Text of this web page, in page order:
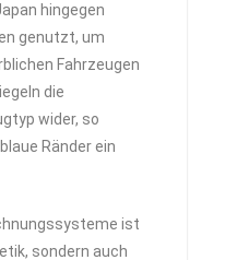
hingegen
genutzt, um
Fahrzeugen
die
wider, so
Ränder ein
ist
sondern auch